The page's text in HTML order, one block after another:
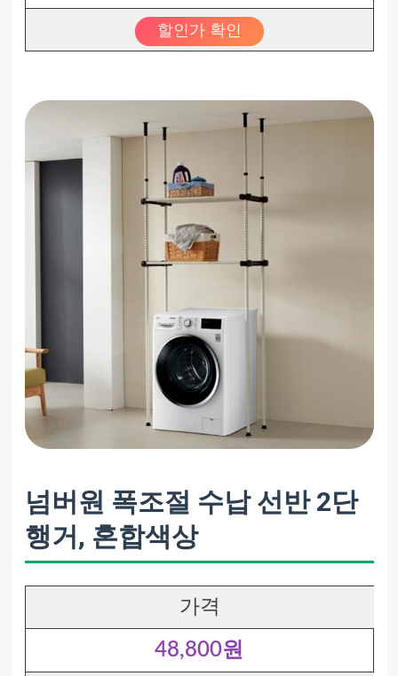
할인가 확인
넘버원 폭조절 수납 선반 2단
행거, 혼합색상
가격
48,800원